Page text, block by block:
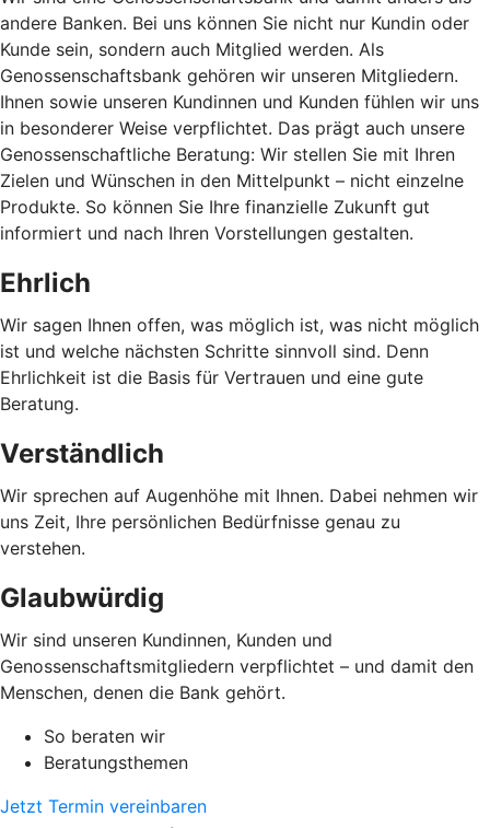
andere Banken. Bei uns können Sie nicht nur Kundin oder
Kunde sein, sondern auch Mitglied werden. Als
Genossenschaftsbank gehören wir unseren Mitgliedern.
Ihnen sowie unseren Kundinnen und Kunden fühlen wir uns
in besonderer Weise verpflichtet. Das prägt auch unsere
Genossenschaftliche Beratung: Wir stellen Sie mit Ihren
Zielen und Wünschen in den Mittelpunkt – nicht einzelne
Produkte. So können Sie Ihre finanzielle Zukunft gut
informiert und nach Ihren Vorstellungen gestalten.
Ehrlich
Wir sagen Ihnen offen, was möglich ist, was nicht möglich
ist und welche nächsten Schritte sinnvoll sind. Denn
Ehrlichkeit ist die Basis für Vertrauen und eine gute
Beratung.
Verständlich
Wir sprechen auf Augenhöhe mit Ihnen. Dabei nehmen wir
uns Zeit, Ihre persönlichen Bedürfnisse genau zu
verstehen.
Glaubwürdig
Wir sind unseren Kundinnen, Kunden und
Genossenschaftsmitgliedern verpflichtet – und damit den
Menschen, denen die Bank gehört.
So beraten wir
Beratungsthemen
Jetzt Termin vereinbaren